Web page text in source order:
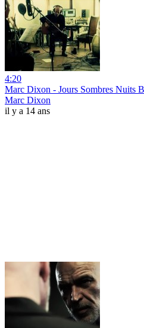
4:20
Marc Dixon - Jours Sombres Nuits
Marc Dixon
il y a 14 ans